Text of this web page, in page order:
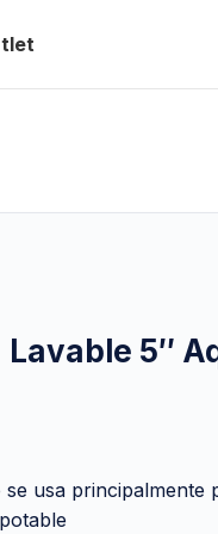
5″
usa principalmente